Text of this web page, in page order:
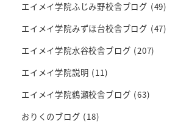
エイメイ学院ふじみ野校舎ブログ (49)
エイメイ学院みずほ台校舎ブログ (47)
エイメイ学院水谷校舎ブログ (207)
エイメイ学院説明 (11)
エイメイ学院鶴瀬校舎ブログ (63)
おりくのブログ (18)